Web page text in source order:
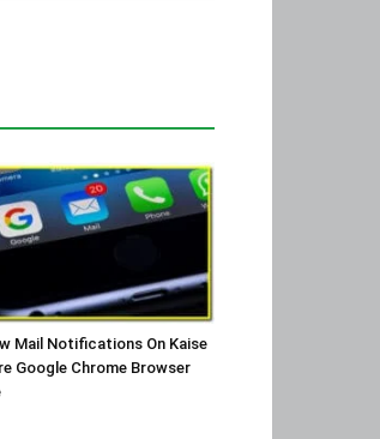
Mail Notifications On Kaise
Google Chrome Browser